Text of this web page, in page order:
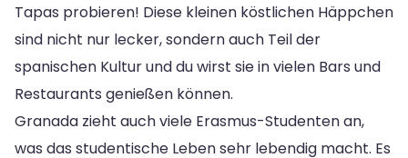
Tapas probieren! Diese kleinen köstlichen Häppchen
sind nicht nur lecker, sondern auch Teil der
spanischen Kultur und du wirst sie in vielen Bars und
Restaurants genießen können.
Granada zieht auch viele Erasmus-Studenten an,
was das studentische Leben sehr lebendig macht. Es